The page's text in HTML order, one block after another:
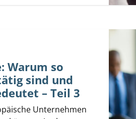
Warum so
sind und
– Teil 3
Unternehmen